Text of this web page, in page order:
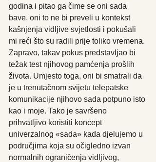
godina i pitao ga čime se oni sada
bave, oni to ne bi preveli u kontekst
kašnjenja vidljive svjetlosti i pokušali
mi reći što su radili prije toliko vremena.
Zapravo, takav pokus predstavljao bi
težak test njihovog pamćenja prošlih
života. Umjesto toga, oni bi smatrali da
je u trenutačnom svijetu telepatske
komunikacije njihovo sada potpuno isto
kao i moje. Tako je savršeno
prihvatljivo koristiti koncept
univerzalnog «sada» kada djelujemo u
područjima koja su očigledno izvan
normalnih ograničenja vidljivog,